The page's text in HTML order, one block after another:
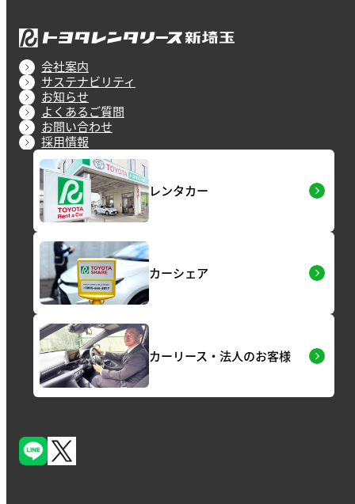
会社案内
サステナビリティ
お知らせ
よくあるご質問
お問い合わせ
採用情報
レンタカー
カーシェア
カーリース・法人のお客様